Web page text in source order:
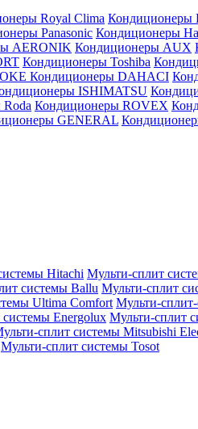
Royal Clima Кондиционеры
Panasonic Кондиционеры
AERONIK Кондиционеры AUX
Кондиционеры Toshiba
Кондиционеры DAHACI
ISHIMATSU
Кондиционеры ROVEX
GENERAL
Hitachi Мульти-сплит
системы Ballu Мульти-сплит
Ultima Comfort Мульти-
Energolux Мульти-сплит
сплит системы Mitsubishi
Мульти-сплит системы Tosot